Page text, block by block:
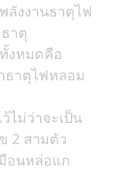
ลังงานธาตุไฟ
าตุ
งหมดคือ
ธาตุไฟหลอม
ไม่ว่าจะเป็น
2 สามตัว
อนหล่อแก